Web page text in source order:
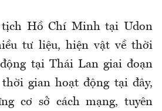
Hồ Chí Minh tại Udon
tư liệu, hiện vật về thời
tại Thái Lan giai đoạn
thời gian hoạt động tại đây,
cơ sở cách mạng, tuyên